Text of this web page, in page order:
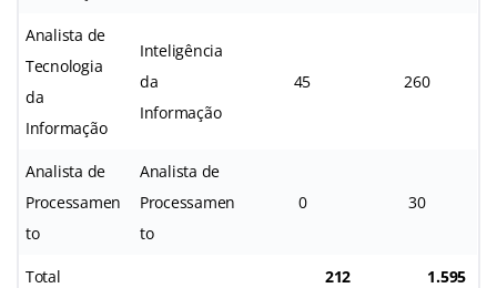
Analista de
Tecnologia
da
Informação
Inteligência
da
Informação
45 260
Analista de
Processamen
to
Analista de
Processamen
to
0 30
Total 212 1.595